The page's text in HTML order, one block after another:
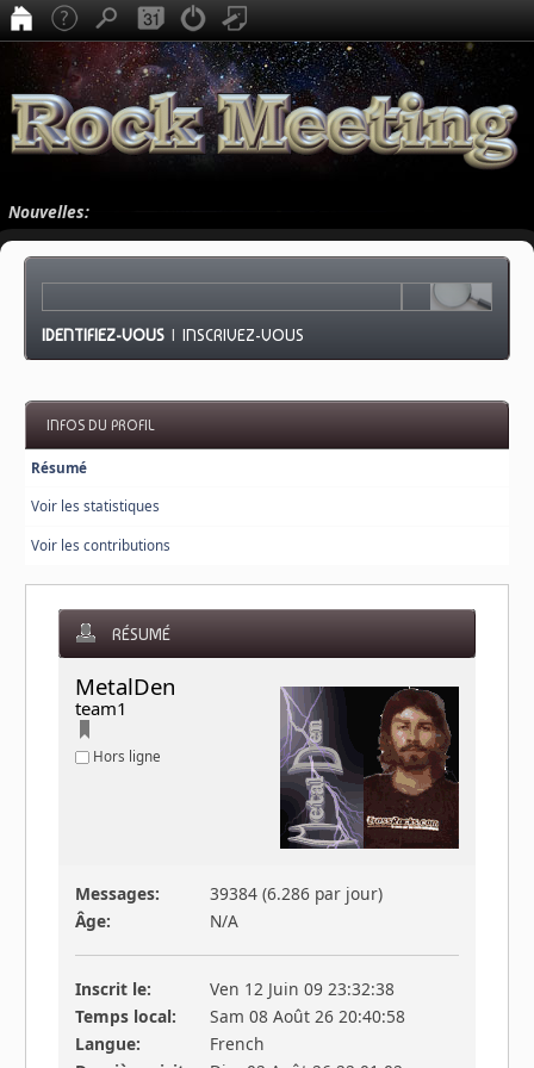
Nouvelles:
IDENTIFIEZ-VOUS |INSCRIVEZ-VOUS
INFOS DU PROFIL
Résumé
Voir les statistiques
Voir les contributions
RÉSUMÉ
MetalDen
team1
Hors ligne
Messages:
39384 (6.286 par jour)
Âge:
N/A
Inscrit le:
Ven 12 Juin 09 23:32:38
Temps local:
Sam 08 Août 26 20:40:58
Langue:
French